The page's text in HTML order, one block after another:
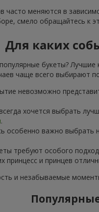
часто меняются в
смело обращайтесь к
Для каких
букеты?
чаще всего выбирают
невозможно
хочется выбрать
.
особенно важно выбрать
требуют особого
принцесс и принцев
и незабываемые